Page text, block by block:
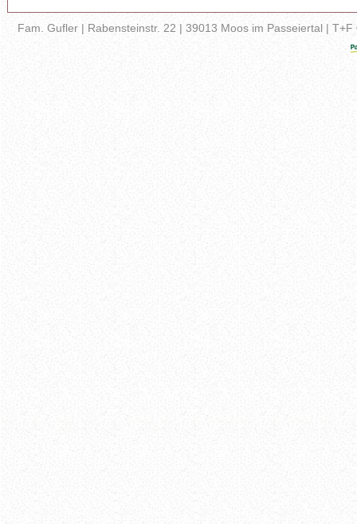
Fam. Gufler | Rabensteinstr. 22 | 39013 Moos im Passeiertal |